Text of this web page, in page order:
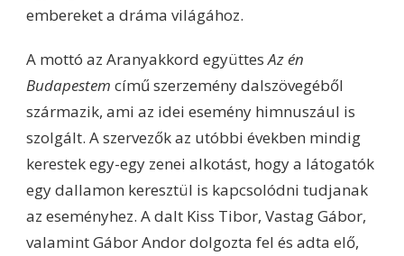
embereket a dráma világához.
A mottó az Aranyakkord együttesAz én
Budapestem című szerzemény dalszövegéből
származik, ami az idei esemény himnuszául is
szolgált. A szervezők az utóbbi években mindig
kerestek egy-egy zenei alkotást, hogy a látogatók
egy dallamon keresztül is kapcsolódni tudjanak
az eseményhez. A dalt Kiss Tibor, Vastag Gábor,
valamint Gábor Andor dolgozta fel és adta elő,